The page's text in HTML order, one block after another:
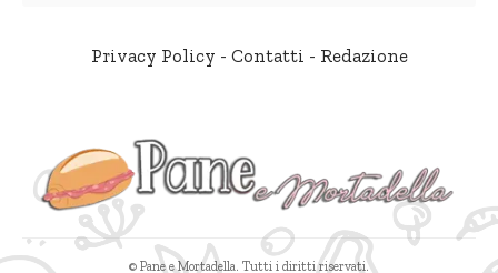
Privacy Policy - Contatti - Redazione
© Pane e Mortadella. Tutti i diritti riservati.